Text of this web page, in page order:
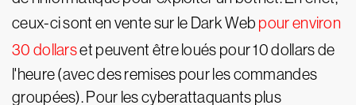
ceux-ci sont en vente sur le Dark Web pour environ
30 dollarset peuvent être loués pour 10 dollars de
l'heure (avec des remises pour les commandes
groupées). Pour les cyberattaquants plus